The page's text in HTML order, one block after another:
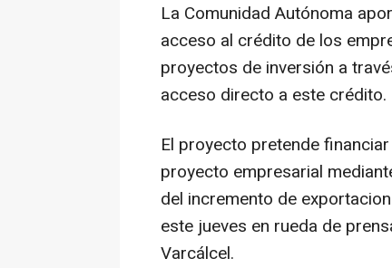
La Comunidad Autónoma
acceso al crédito de los
proyectos de inversión a
acceso directo a este crédito.
El proyecto pretende
proyecto empresarial
del incremento de
este jueves en rueda de
Varcálcel.